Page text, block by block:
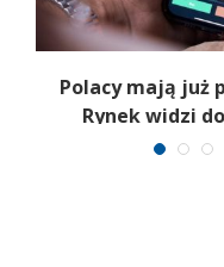
Polacy mają już
Rynek widzi